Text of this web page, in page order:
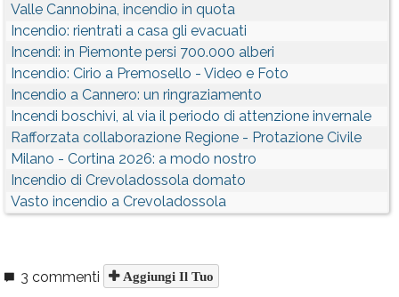
Valle Cannobina, incendio in quota
Incendio: rientrati a casa gli evacuati
Incendi: in Piemonte persi 700.000 alberi
Incendio: Cirio a Premosello - Video e Foto
Incendio a Cannero: un ringraziamento
Incendi boschivi, al via il periodo di attenzione invernale
Rafforzata collaborazione Regione - Protazione Civile
Milano - Cortina 2026: a modo nostro
Incendio di Crevoladossola domato
Vasto incendio a Crevoladossola
3 commenti Aggiungi Il Tuo